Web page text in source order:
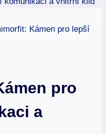
Kámen pro lepší
pro
a